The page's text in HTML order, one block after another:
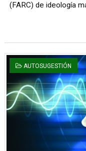
(FARC) de ideología
AUTOSUGESTIÓN